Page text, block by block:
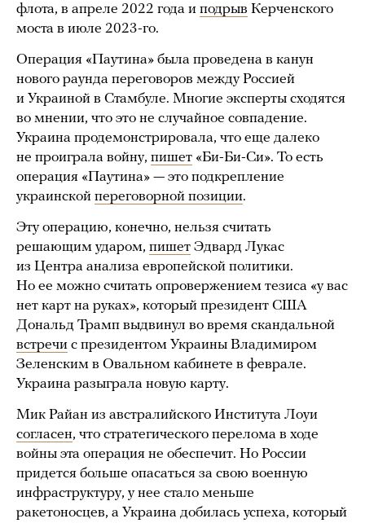
флота, в апреле 2022 года и подрыв Керченского
моста в июле 2023-го.
Операция «Паутина» была проведена в канун
нового раунда переговоров между Россией
и Украиной в Стамбуле. Многие эксперты сходятся
во мнении, что это не случайное совпадение.
Украина продемонстрировала, что еще далеко
не проиграла войну, пишет «Би-Би-Си». То есть
операция «Паутина» — это подкрепление
украинской переговорной позиции.
Эту операцию, конечно, нельзя считать
решающим ударом, пишет Эдвард Лукас
из Центра анализа европейской политики.
Но ее можно считать опровержением тезиса «у вас
нет карт на руках», который президент США
Дональд Трамп выдвинул во время скандальной
встречи с президентом Украины Владимиром
Зеленским в Овальном кабинете в феврале.
Украина разыграла новую карту.
Мик Райан из австралийского Института Лоуи
согласен, что стратегического перелома в ходе
войны эта операция не обеспечит. Но России
придется больше опасаться за свою военную
инфраструктуру, у нее стало меньше
ракетоносцев, а Украина добилась успеха, который